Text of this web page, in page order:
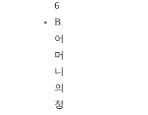
6
B.
어
머
니
의
정